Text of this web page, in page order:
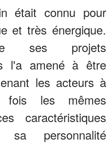
était connu pour
et très énergique.
ses projets
l'a amené à être
les acteurs à
fois les mêmes
caractéristiques
sa personnalité